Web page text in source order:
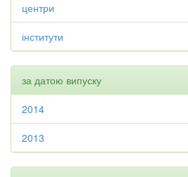
центри
інститути
за датою випуску
2014
2013